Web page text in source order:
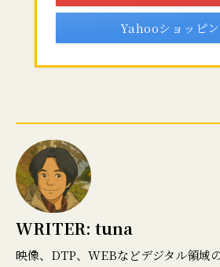
Yahooショッピ
WRITER: tuna
映像、DTP、WEBなどデジタル領域